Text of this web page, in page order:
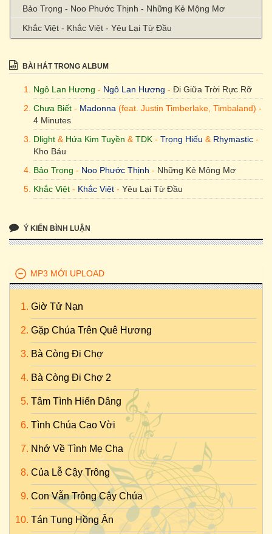
Bảo Trọng - Noo Phước Thịnh - Những Kẻ Mộng Mơ
Khắc Việt - Khắc Việt - Yêu Lại Từ Đầu
BÀI HÁT TRONG ALBUM
Ngô Lan Hương - Ngô Lan Hương - Đi Giữa Trời Rực Rỡ
Chưa Biết - Madonna (feat. Justin Timberlake, Timbaland) -
4 Minutes
Dlight & Hứa Kim Tuyền & TDK - Trọng Hiếu & Rhymastic -
Kho Báu
Bảo Trọng - Noo Phước Thịnh - Những Kẻ Mộng Mơ
Khắc Việt - Khắc Việt - Yêu Lại Từ Đầu
Ý KIẾN BÌNH LUẬN
MP3 MỚI UPLOAD
Giờ Tử Nạn
Gặp Chúa Trên Quê Hương
Bà Còng Đi Chợ
Bà Còng Đi Chợ 2
Tâm Tình Hiến Dâng
Tình Chúa Cao Vời
Nhớ Về Tình Mẹ Cha
Của Lễ Cậy Trông
Con Vẫn Trông Cậy Chúa
Tán Tụng Hồng Ân